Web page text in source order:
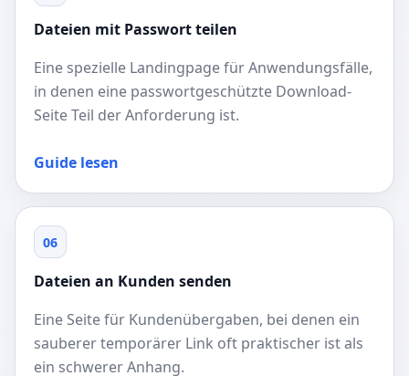
Dateien mit Passwort teilen
Eine spezielle Landingpage für Anwendungsfälle,
in denen eine passwortgeschützte Download-
Seite Teil der Anforderung ist.
Guide lesen
06
Dateien an Kunden senden
Eine Seite für Kundenübergaben, bei denen ein
sauberer temporärer Link oft praktischer ist als
ein schwerer Anhang.